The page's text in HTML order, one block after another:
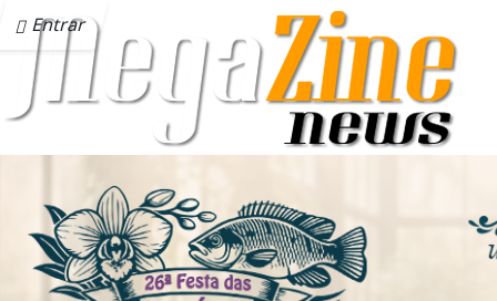
Entrar